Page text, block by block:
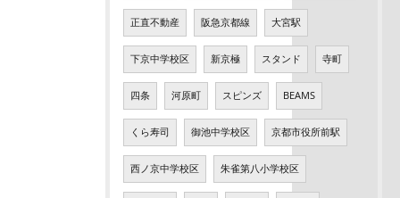
正直不動産 阪急京都線 大宮駅
下京中学校区 新京極 スタンド 寺町
四条 河原町 スピンズ BEAMS
くら寿司 御池中学校区 京都市役所前駅
西ノ京中学校区 朱雀第八小学校区